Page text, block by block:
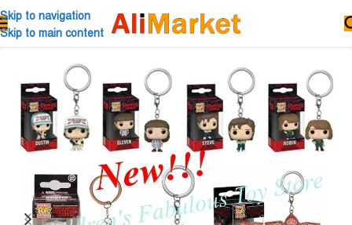
Skip to navigation
Skip to main content